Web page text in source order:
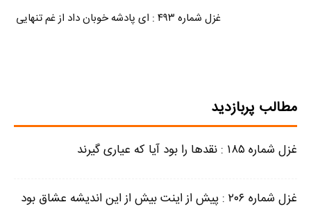
غزل شماره ۴۹۳ : ای پادشه خوبان داد از غم تنهایی
مطالب پربازدید
غزل شماره ۱۸۵ : نقدها را بود آیا که عیاری گیرند
غزل شماره ۲۰۶ : پیش از اینت بیش از این اندیشه عشاق بود